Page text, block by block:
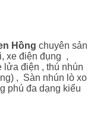
Hồng chuyên sản
xe điện đụng ,
lửa điện , thú nhún
, Sàn nhún lò xo
phú đa dạng kiểu